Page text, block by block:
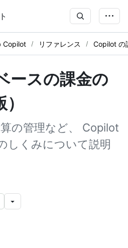
Copilot リファレンス Copilot の
ースの課金の
の管理など、 Copilot
しくみについて説明